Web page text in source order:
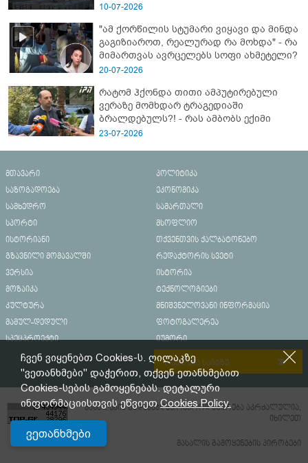
10-07-2026
"ამ ქორწილის სტუმარი ვიყავი და მინდა
გაგიზიაროთ, რეალურად რა მოხდა" - რა
მიმართვას ავრცელებს სოფი ახმეტელი?
20-07-2026
რატომ ჰქონდა თითი ამპუტირებული
ვერაზე მომხდარ ტრაგედიაში
ბრალდებულს?! - რას ამბობს ექიმი
23-07-2026
მთავარი
პოლიტიკა
საზოგადოება
ეკონომიკა
სამხედრო
სამართალი
სპორტი
მსოფლიო
ისტორიანი
თქვენთვის ქალბატონებო
გზავნილი მომავალში
რედაქტორის სვეტი
ვერსია
ისტორია
მოზაიკა
ტექნოლოგიები
კულტურა
მნიშვნელოვანი ინფორმაცია
მამულ-დედული
ფოტოგალერეა
სპეცპროექტი
იუმორი
რეკლამა საიტზე
მასალების გადაბეჭდვა/რეპროდუცირება აკრძალულია,
იხილეთ
მასალის გამოყენების პირობები
ჩვენ ვიყენებთ Cookies-ს. ღილაკზე
"ვეთანხმები" დაჭერით, თქვენ ეთანხმებით
Cookies-სების გამოყენებას. დეტალური
ინფორმაციისთვის ეწვიეთCookies Policy.
ვეთანხმები